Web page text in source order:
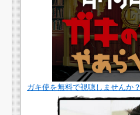
ガキ使を無料で視聴しませんか？